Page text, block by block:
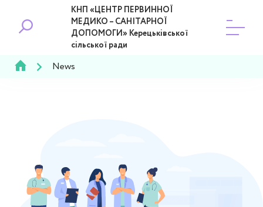
КНП «ЦЕНТР ПЕРВИННОЇ
МЕДИКО – САНІТАРНОЇ
ДОПОМОГИ» Керецьківської
сільської ради
News